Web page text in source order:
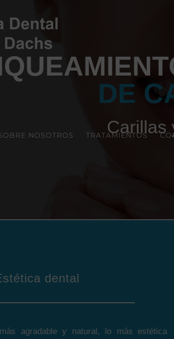
NOSOTROS TRATAMIENTOS
DE
Carillas
dental
agradable y natural, lo más estética